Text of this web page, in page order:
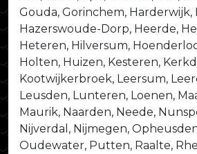
Gouda, Gorinchem, Harderwijk,
Hazerswoude-Dorp, Heerde,
Heteren, Hilversum,
Holten, Huizen, Kesteren,
Kootwijkerbroek, Leersum,
Leusden, Lunteren, Loenen,
Maurik, Naarden, Neede,
Nijverdal, Nijmegen,
Oudewater, Putten, Raalte,